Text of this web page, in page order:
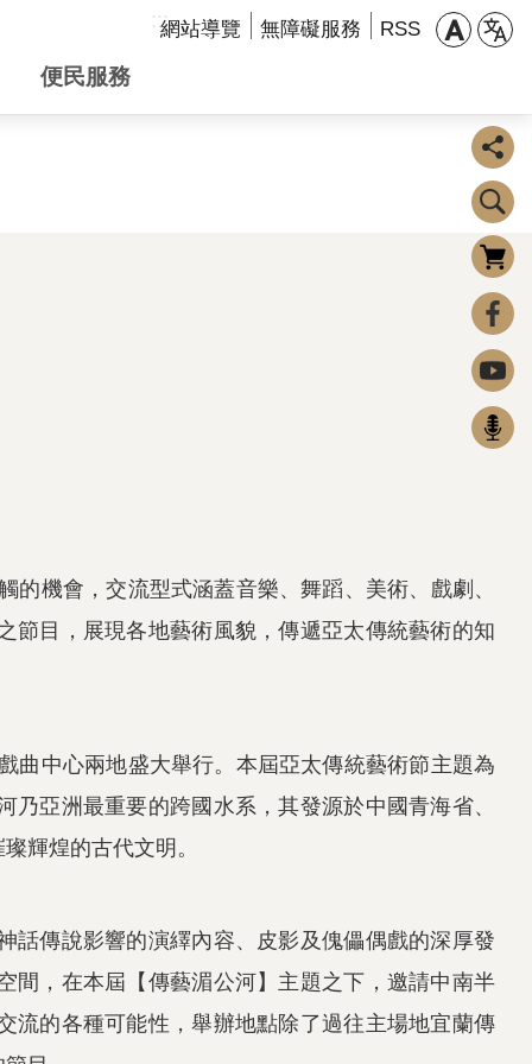
:::網站導覽 無障礙服務 RSS
便民服務
機會，交流型式涵蓋音樂、舞蹈、美術、戲劇、
節目，展現各地藝術風貌，傳遞亞太傳統藝術的知
曲中心兩地盛大舉行。本屆亞太傳統藝術節主題為
亞洲最重要的跨國水系，其發源於中國青海省、
輝煌的古代文明。
話傳說影響的演繹內容、皮影及傀儡偶戲的深厚發
間，在本屆【傳藝湄公河】主題之下，邀請中南半
流的各種可能性，舉辦地點除了過往主場地宜蘭傳